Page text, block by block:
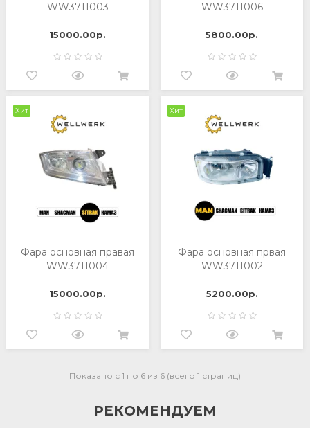
WW3711003
15000.00р.
WW3711006
5800.00р.
Хит
Фара основная правая
WW3711004
15000.00р.
Хит
Фара основная првая
WW3711002
5200.00р.
Показано с 1 по 6 из 6 (всего 1 страниц)
РЕКОМЕНДУЕМ